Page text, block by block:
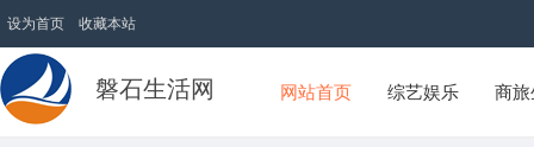
设为首页 收藏本站
磐石生活网 网站首页 综艺娱乐 商